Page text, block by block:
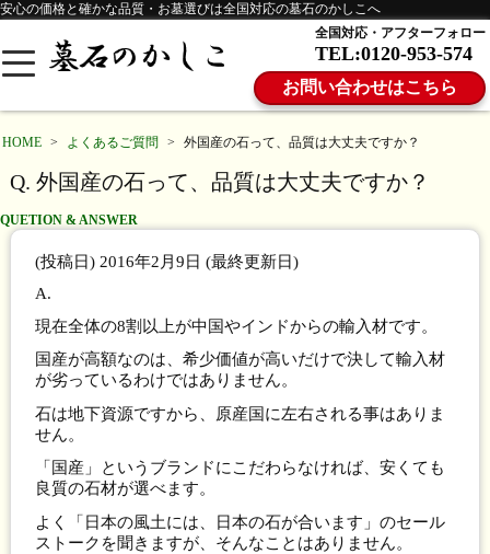
安心の価格と確かな品質・お墓選びは全国対応の墓石のかしこへ
全国対応・アフターフォロー
TEL:0120-953-574
お問い合わせはこちら
HOME > よくあるご質問 > 外国産の石って、品質は大丈夫ですか？
Q. 外国産の石って、品質は大丈夫ですか？
QUETION & ANSWER
(投稿日) 2016年2月9日(最終更新日)
A.
現在全体の8割以上が中国やインドからの輸入材です。
国産が高額なのは、希少価値が高いだけで決して輸入材
が劣っているわけではありません。
石は地下資源ですから、原産国に左右される事はありま
せん。
「国産」というブランドにこだわらなければ、安くても
良質の石材が選べます。
よく「日本の風土には、日本の石が合います」のセール
ストークを聞きますが、そんなことはありません。